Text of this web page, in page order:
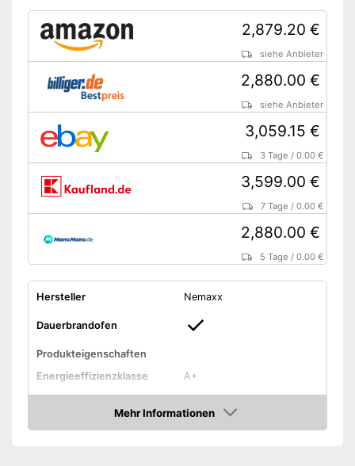
2,879.20 €
siehe Anbieter
2,880.00 €
siehe Anbieter
3,059.15 €
3 Tage /0.00 €
3,599.00 €
7 Tage /0.00 €
2,880.00 €
5 Tage /0.00 €
Hersteller Nemaxx
Dauerbrandofen
Produkteigenschaften
Energieeffizienzklasse
A+
Allgemeine Merkmale
Stahl
Mehr Informationen
Amazon